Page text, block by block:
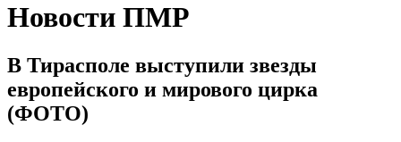
Новости ПМР
В Тирасполе выступили звезды
европейского и мирового цирка
(ФОТО)